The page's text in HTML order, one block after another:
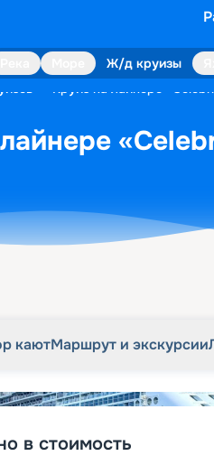
Ж/д круизы
Круиз на лайнере
каютМаршрут и экскурсии
в стоимость